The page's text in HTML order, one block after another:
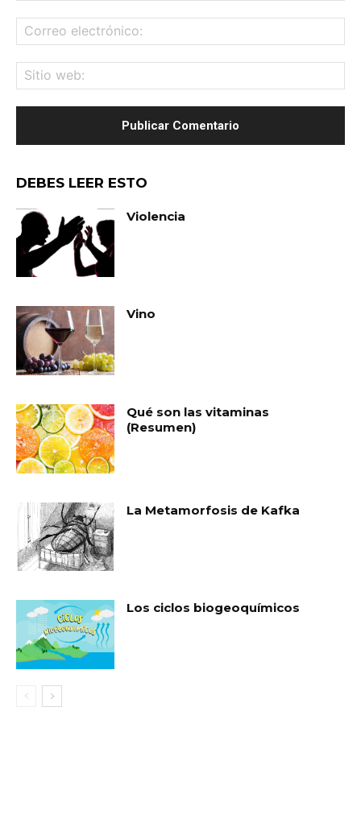
DEBES LEER ESTO
Violencia
Vino
Qué son las vitaminas
(Resumen)
La Metamorfosis de Kafka
Los ciclos biogeoquímicos